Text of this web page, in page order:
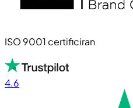
ISO 9001 certificiran
4.6